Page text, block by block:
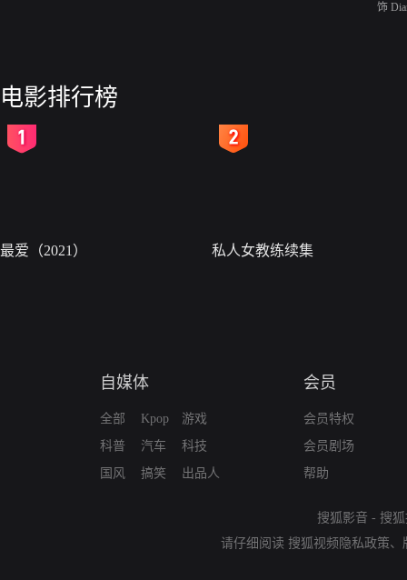
饰
电影排行榜
最爱（2021） 私人女教练续集
自媒体
全部
科普
国风
Kpop
汽车
搞笑
游戏
科技
出品人
会员
会员特权
会员剧场
帮助
搜狐影音 - 搜
请仔细阅读 搜狐视频隐私政策、